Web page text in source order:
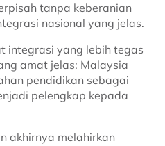
tanpa keberanian
nasional yang jelas.
integrasi yang lebih tegas
amat jelas: Malaysia
pendidikan sebagai
pelengkap kepada
akhirnya melahirkan